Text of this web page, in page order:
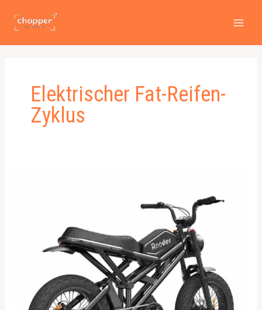
Inhalt
springen
Elektrischer Fat-Reifen-
Zyklus